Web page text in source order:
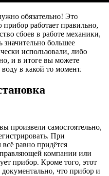
обязательно! Это
прибор работает правильно,
сбоев в работе механики,
значительно большее
использовали, либо
и в итоге вы можете
в какой то момент.
произвели самостоятельно,
При
всё равно придётся
компании или
прибор. Кроме того, этот
что прибор и